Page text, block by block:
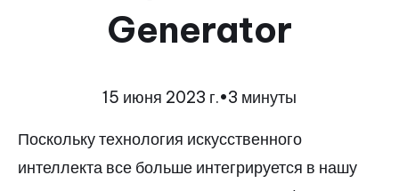
Generator
15 июня 2023 г.•3 минуты
Поскольку технология искусственного
интеллекта все больше интегрируется в нашу